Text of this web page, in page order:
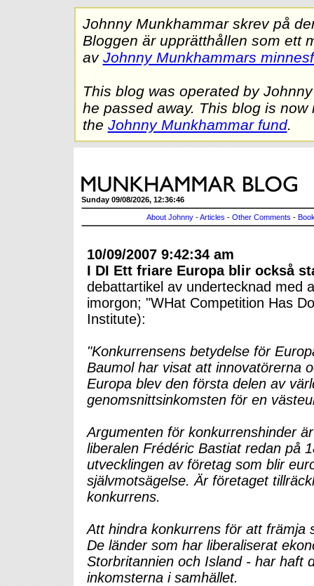
Johnny Munkhammar skrev på
Bloggen är upprätthållen som ett
av Johnny Munkhammars
This blog was operated by
he passed away. This blog is
the Johnny Munkhammar fund.
Sunday 09/08/2026, 12:36:46
About Johnny -Articles - Other Comments -
10/09/2007 9:42:34 am
I DI Ett friare Europa blir också
debattartikel av undertecknad med
imorgon; "WHat Competition Has
Institute):
"Konkurrensens betydelse för
Baumol har visat att innovatörerna
Europa blev den första delen av
genomsnittsinkomsten för en
Argumenten för konkurrenshinder
liberalen Frédéric Bastiat redan på
utvecklingen av företag som blir
självmotsägelse. Är företaget
konkurrens.
Att hindra konkurrens för att främja
De länder som har liberaliserat
Storbritannien och Island - har haft
inkomsterna i samhället.